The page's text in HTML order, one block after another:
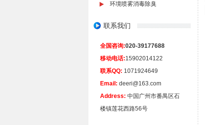
环境喷雾消毒除臭
联系我们
全国咨询:020-39177688
移动电话:15902014122
联系QQ: 1071924649
Email: deeri@163.com
Address:中国广州市番禺区石
楼镇莲花西路56号